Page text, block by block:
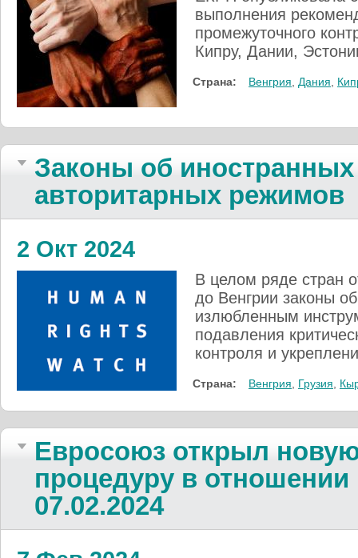
выполнения
промежуточного
Кипру, Дании,
Страна: Венгрия Дания
Законы об иностранных
авторитарных режимов
2 Окт 2024
В целом ряде стран
до Венгрии законы
излюбленным
подавления
контроля и
Страна: Венгрия Грузия
Евросоюз открыл
процедуру в отношении
07.02.2024